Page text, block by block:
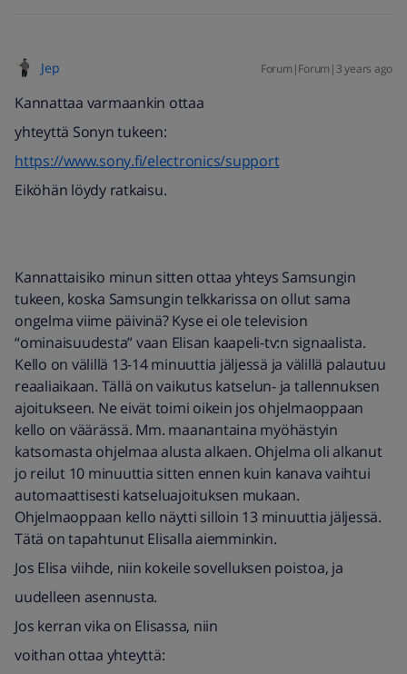
Jep Forum|Forum|3 years ago
Kannattaa varmaankin ottaa
yhteyttä Sonyn tukeen:
https://www.sony.fi/electronics/support
Eiköhän löydy ratkaisu.
Kannattaisiko minun sitten ottaa yhteys Samsungin
tukeen, koska Samsungin telkkarissa on ollut sama
ongelma viime päivinä? Kyse ei ole television
“ominaisuudesta” vaan Elisan kaapeli-tv:n signaalista.
Kello on välillä 13-14 minuuttia jäljessä ja välillä palautuu
reaaliaikaan. Tällä on vaikutus katselun- ja tallennuksen
ajoitukseen. Ne eivät toimi oikein jos ohjelmaoppaan
kello on väärässä. Mm. maanantaina myöhästyin
katsomasta ohjelmaa alusta alkaen. Ohjelma oli alkanut
jo reilut 10 minuuttia sitten ennen kuin kanava vaihtui
automaattisesti katseluajoituksen mukaan.
Ohjelmaoppaan kello näytti silloin 13 minuuttia jäljessä.
Tätä on tapahtunut Elisalla aiemminkin.
Jos Elisa viihde, niin kokeile sovelluksen poistoa, ja
uudelleen asennusta.
Jos kerran vika on Elisassa, niin
voithan ottaa yhteyttä: